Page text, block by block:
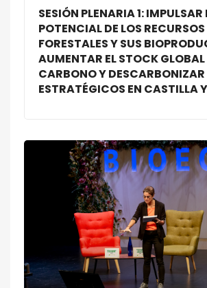
SESIÓN PLENARIA 1: IMPULSAR
POTENCIAL DE LOS RECURSOS
FORESTALES Y SUS
AUMENTAR EL STOCK GLOBAL
CARBONO Y DESCARBONIZAR
ESTRATÉGICOS EN CASTILLA